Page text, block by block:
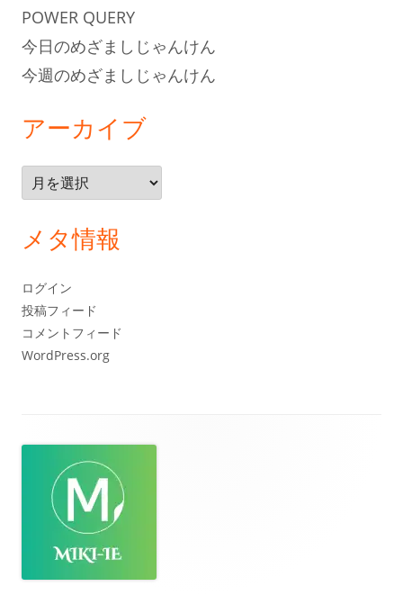
POWER QUERY
今日のめざましじゃんけん
今週のめざましじゃんけん
アーカイブ
ー
イ
メタ情報
ログイン
投稿フィード
コメントフィード
WordPress.org